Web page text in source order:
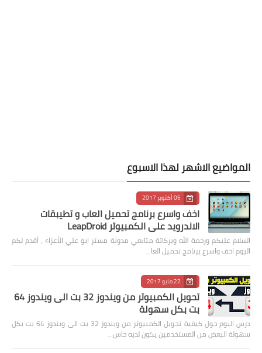
المواضيع الاشهر لهذا الاسبوع
05 أكتوبر 2017
اخف واسرع برنامج تحميل العاب و تطيبقات
الاندرويد على الكمبيوتر LeapDroid
السلام عليكم ورحمة الله وبركاتة متابعي مدونة مستر ابو علي الأعزاء ، أقدم لكم
اليوم اخف واسرع برنامج تحميل العا…
22 مايو 2017
تحويل الكمبيوتر من ويندوز 32 بت الى ويندوز 64
بت بكل سهولة
درس اليوم حول كيفية تحويل الكمبيوتر من ويندوز 32 بت الى ويندوز 64 بت بكل
سهولة البعض من المستخدمين يكون لديه حاس…